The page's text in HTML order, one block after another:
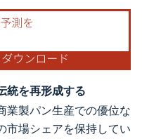
統を再形成する
業製パン生産での優位な
市場シェアを保持してい